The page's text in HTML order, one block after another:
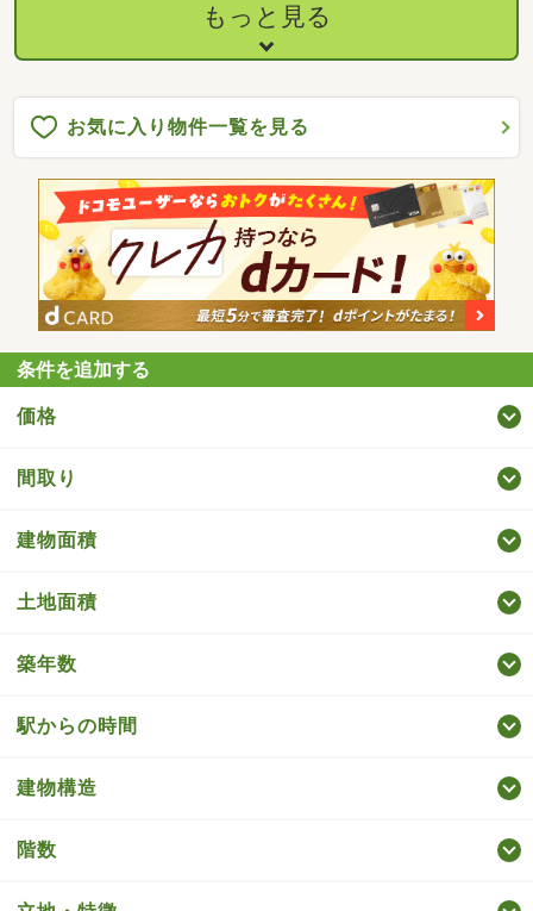
もっと見る
お気に入り物件一覧を見る
条件を追加する
価格
間取り
建物面積
土地面積
築年数
駅からの時間
建物構造
階数